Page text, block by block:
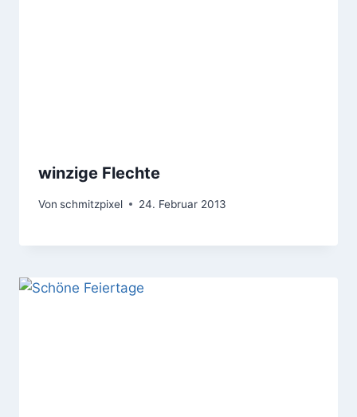
winzige Flechte
Von schmitzpixel 24. Februar 2013